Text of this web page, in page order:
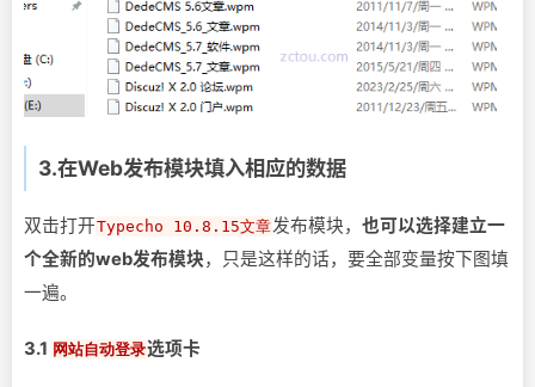
3.在Web发布模块填入相应的数据
双击打开Typecho 10.8.15文章发布模块， 也可以选择建立一
个全新的web发布模块，只是这样的话，要全部变量按下图填
一遍。
3.1 网站自动登录选项卡